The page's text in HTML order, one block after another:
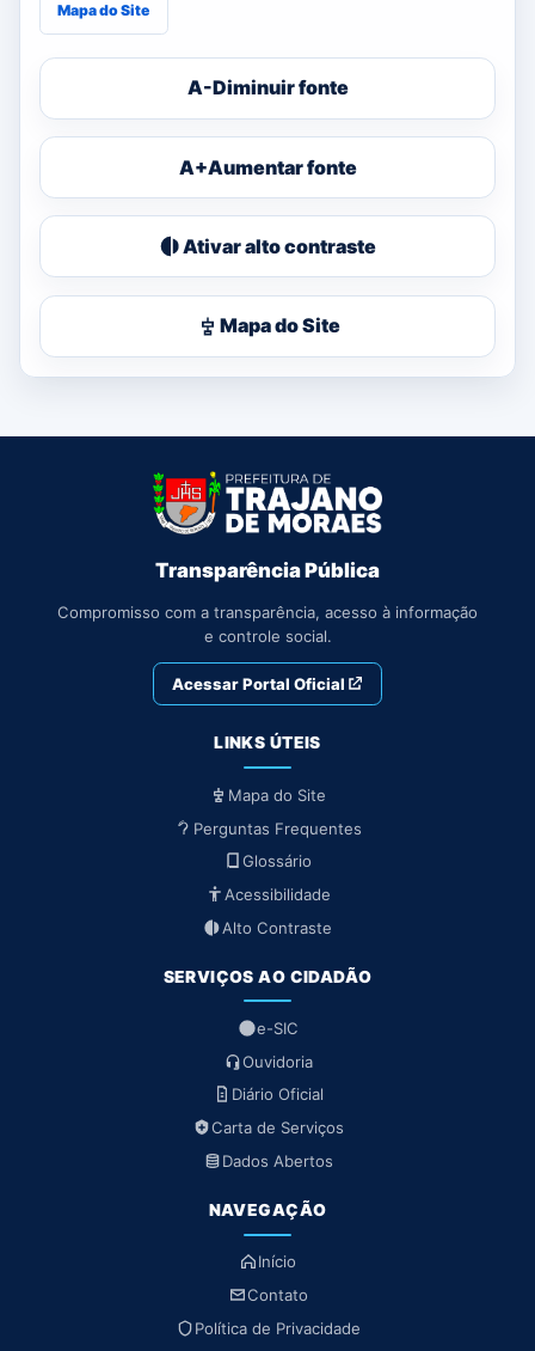
Mapa do Site
A-Diminuir fonte
A+Aumentar fonte
Ativar alto contraste
Mapa do Site
Transparência Pública
Compromisso com a transparência, acesso à informação
e controle social.
Acessar Portal Oficial
LINKS ÚTEIS
Mapa do Site
Perguntas Frequentes
Glossário
Acessibilidade
Alto Contraste
SERVIÇOS AO CIDADÃO
e-SIC
Ouvidoria
Diário Oficial
Carta de Serviços
Dados Abertos
NAVEGAÇÃO
Início
Contato
Política de Privacidade